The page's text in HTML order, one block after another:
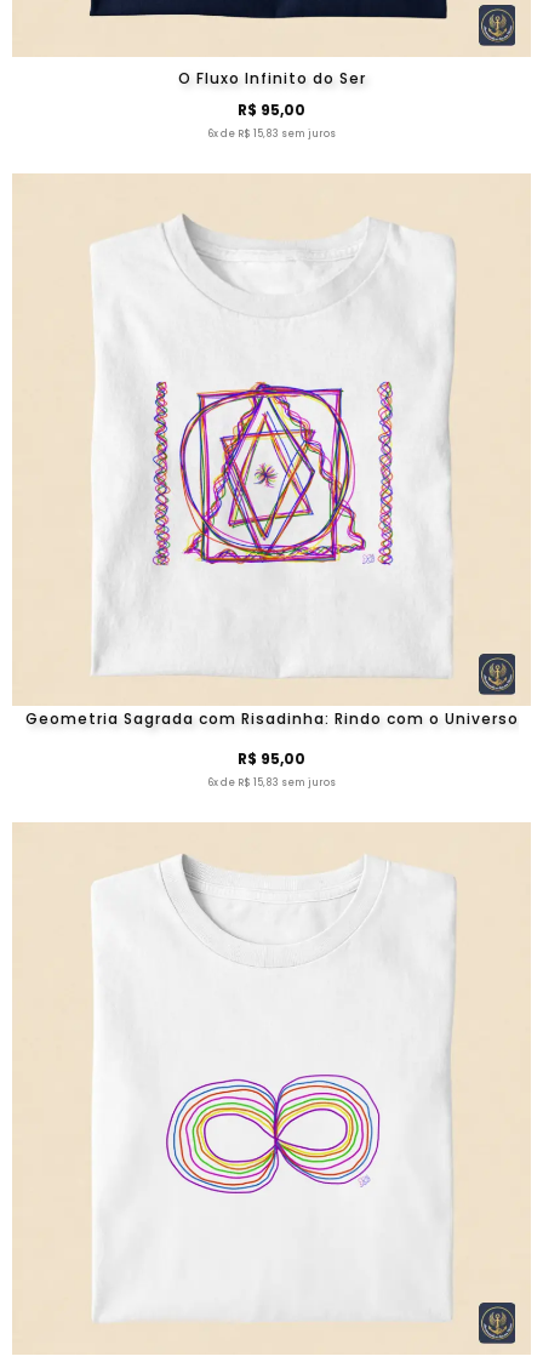
O Fluxo Infinito do Ser
R$ 95,00
6x de R$ 15,83 sem juros
Geometria Sagrada com Risadinha: Rindo com o Universo
R$ 95,00
6x de R$ 15,83 sem juros